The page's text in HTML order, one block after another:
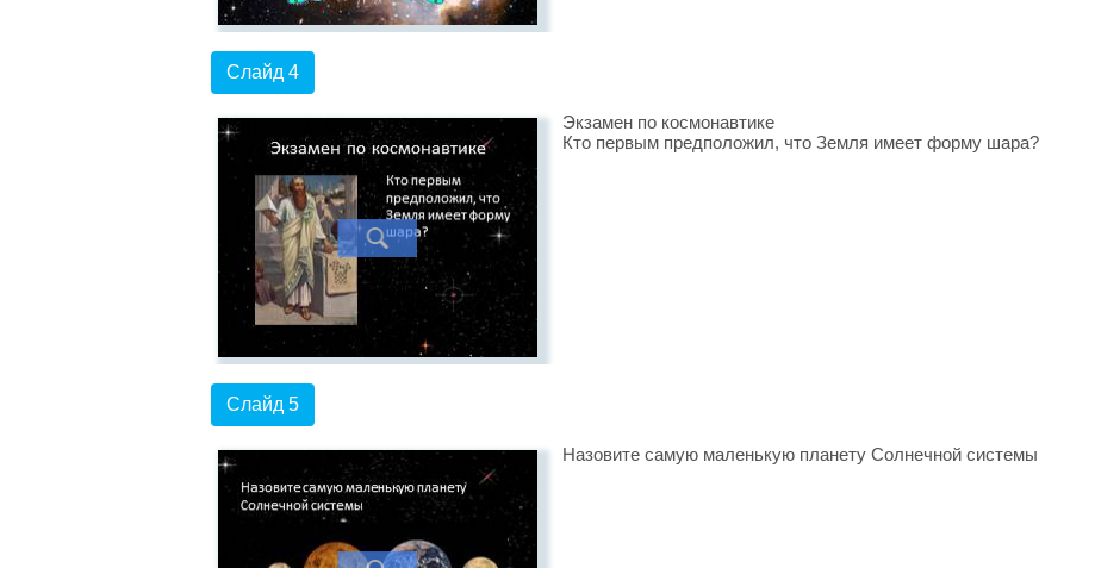
Слайд 4
Экзамен по космонавтике
Кто первым предположил, что Земля имеет форму шара?
Слайд 5
Назовите самую маленькую планету Солнечной системы